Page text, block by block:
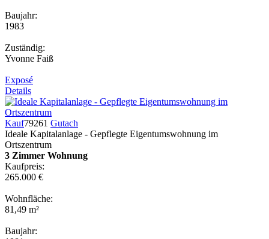
Baujahr:
1983
Zuständig:
Yvonne Faiß
Exposé
Details
Kauf79261 Gutach
Ideale Kapitalanlage - Gepflegte Eigentumswohnung im
Ortszentrum
3 Zimmer Wohnung
Kaufpreis:
265.000 €
Wohnfläche:
81,49 m²
Baujahr: